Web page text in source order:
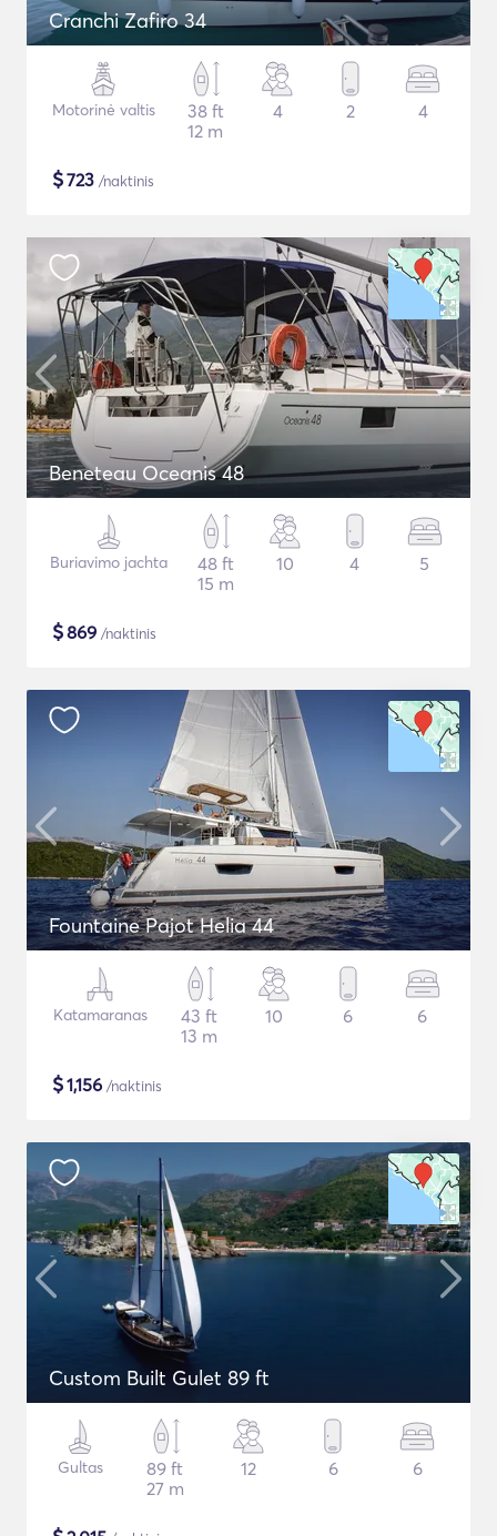
Cranchi Zafiro 34
Motorinė valtis
38 ft
12 m
4 2 4
$723 /naktinis
Beneteau Oceanis 48
Buriavimo jachta
48 ft
15 m
10 4 5
$869 /naktinis
Fountaine Pajot Helia 44
Katamaranas
43 ft
13 m
10 6 6
$1,156 /naktinis
Custom Built Gulet 89 ft
Gultas
89 ft
27 m
12 6 6